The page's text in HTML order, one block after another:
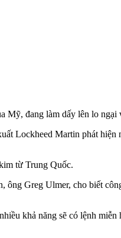
Mỹ, đang làm dấy lên lo
Lockheed Martin phát
từ Trung Quốc.
ông Greg Ulmer, cho biết
khả năng sẽ có lệnh